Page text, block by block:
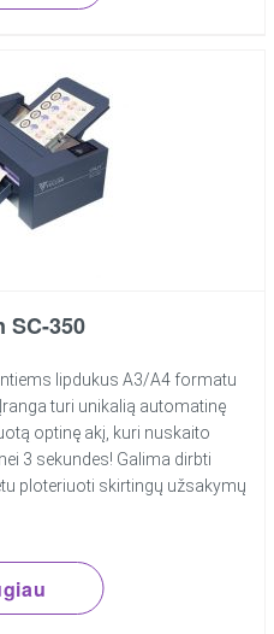
SC-350
lipdukus A3/A4 formatu
turi unikalią automatinę
optinę akį, kuri nuskaito
3 sekundes! Galima dirbti
ploteriuoti skirtingų užsakymų